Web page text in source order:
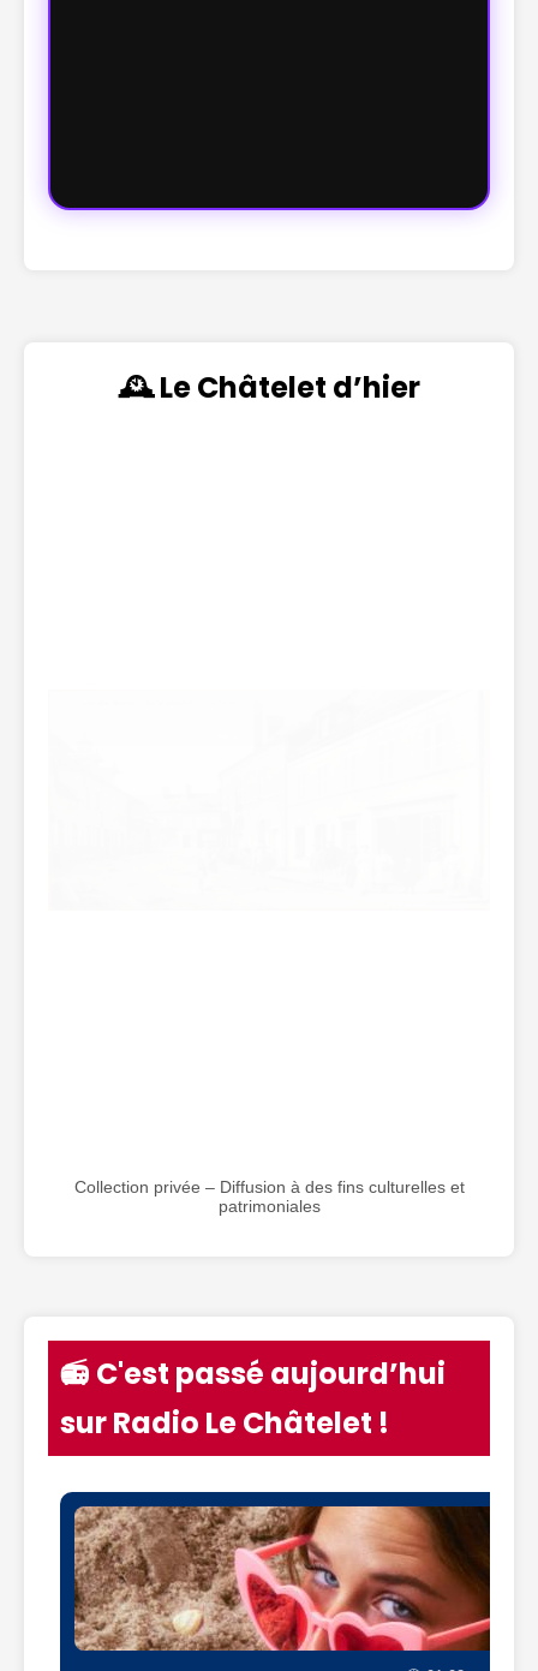
🕰️ Le Châtelet d’hier
Collection privée – Diffusion à des fins culturelles et
patrimoniales
📻 C'est passé aujourd’hui
sur Radio Le Châtelet !